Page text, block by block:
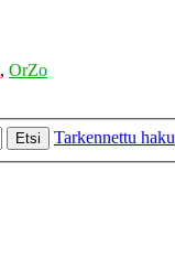
, OrZo
Etsi
Tarkennettu haku